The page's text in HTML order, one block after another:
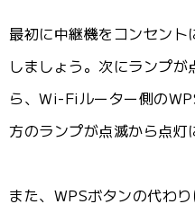
最初に中継機をコンセン
しましょう。次にランプ
ら、Wi-Fiルーター側の
方のランプが点滅から点灯
また、WPSボタンの代わ